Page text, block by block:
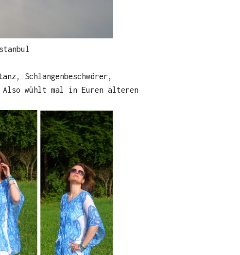
Schlangenbeschwörer,
Also wühlt mal in Euren älteren